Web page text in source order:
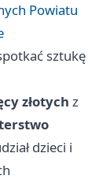
Powiatu
sztukę
złotych z
dzieci i